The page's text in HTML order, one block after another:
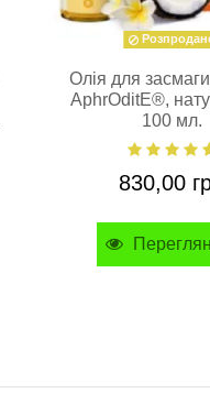
Олія для
AphrOditE®,
100 мл.
830,00